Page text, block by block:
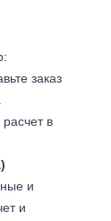
заказ
расчет в
и
и